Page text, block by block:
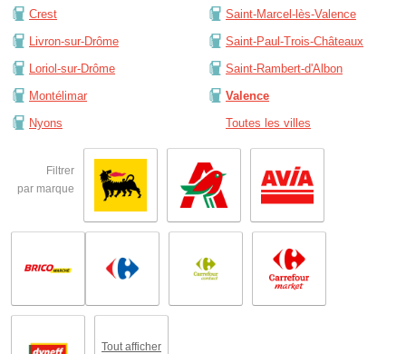
Crest
Livron-sur-Drôme
Loriol-sur-Drôme
Montélimar
Nyons
Saint-Marcel-lès-Valence
Saint-Paul-Trois-Châteaux
Saint-Rambert-d'Albon
Valence
Toutes les villes
Filtrer
par marque
Tout afficher